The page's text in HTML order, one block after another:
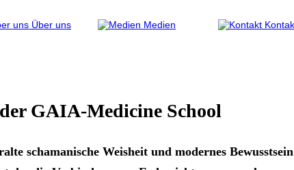
schamanische Weisheit und modernes Bewusstsein
GAIA-Medicine School